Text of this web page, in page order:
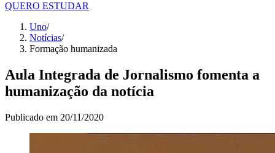
QUERO ESTUDAR
Uno/
Notícias/
Formação humanizada
Aula Integrada de Jornalismo fomenta a
humanização da notícia
Publicado em 20/11/2020